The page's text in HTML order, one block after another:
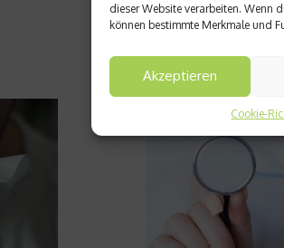
dieser Website verarbeiten. Wenn
können bestimmte Merkmale und
Akzeptieren
Cookie-